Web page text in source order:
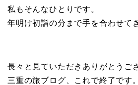
私もそんなひとりです。
年明け初詣の分まで手を合わせて
長々と見ていただきありがとうご
三重の旅ブログ、これで終了です。